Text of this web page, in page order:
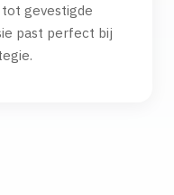
gevestigde
past perfect bij